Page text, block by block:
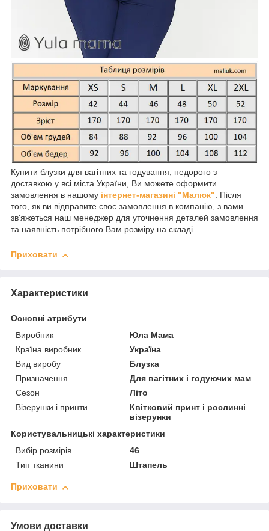
Купити блузки для вагітних та годування, недорого з
доставкою у всі міста України, Ви можете оформити
замовлення в нашому інтернет-магазині "Малюк". Після
того, як ви відправите своє замовлення в компанію, з вами
зв'яжеться наш менеджер для уточнення деталей замовлення
та наявність потрібного Вам розміру на складі.
Приховати
Характеристики
Основні атрибути
Виробник
Юла Мама
Країна виробник
Україна
Вид виробу
Блузка
Призначення
Для вагітних і годуючих мам
Сезон
Літо
Візерунки і принти
Квітковий принт і рослинні
візерунки
Користувальницькі характеристики
Вибір розмірів
46
Тип тканини
Штапель
Приховати
Умови доставки